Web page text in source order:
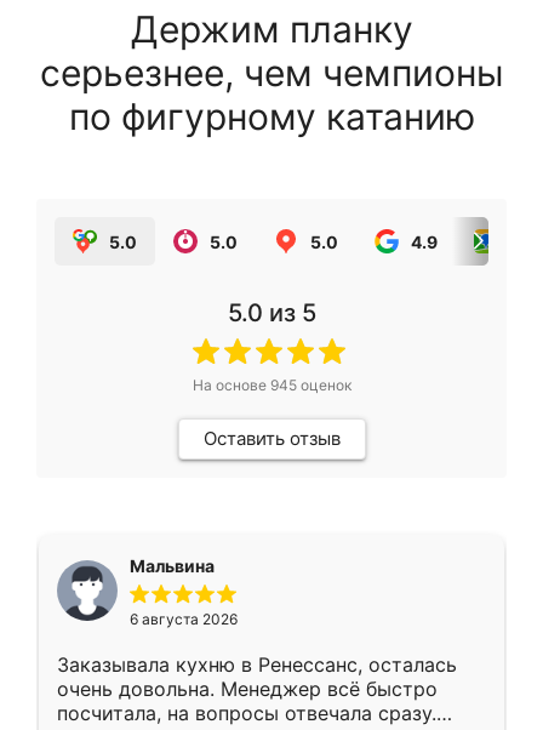
Держим планку
серьезнее, чем чемпионы
по фигурному катанию
5.0 5.0 5.0 4.9
5.0 из 5
На основе 945оценок
Оставить отзыв
Мальвина
6 августа 2026
Заказывала кухню в Ренессанс, осталась
очень довольна. Менеджер всё быстро
посчитала, на вопросы отвечала сразу.